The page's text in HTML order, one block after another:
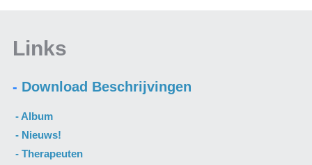
Links
- Download Beschrijvingen
- Album
- Nieuws!
- Therapeuten